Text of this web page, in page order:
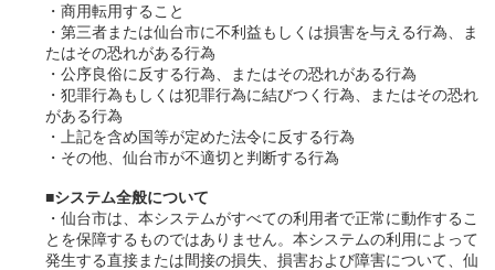
・商用転用すること
・第三者または仙台市に不利益もしくは損害を与える行為、ま
たはその恐れがある行為
・公序良俗に反する行為、またはその恐れがある行為
・犯罪行為もしくは犯罪行為に結びつく行為、またはその恐れ
がある行為
・上記を含め国等が定めた法令に反する行為
・その他、仙台市が不適切と判断する行為
■システム全般について
・仙台市は、本システムがすべての利用者で正常に動作するこ
とを保障するものではありません。本システムの利用によって
発生する直接または間接の損失、損害および障害について、仙